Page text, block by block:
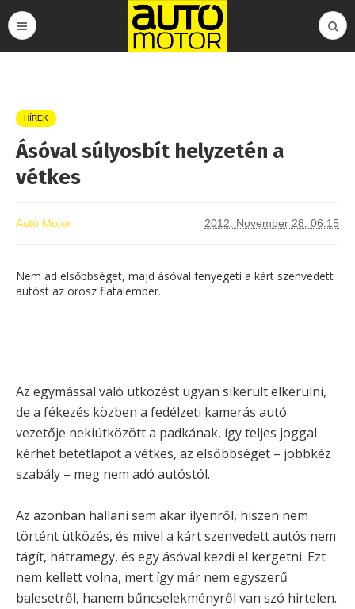
HÍREK
Ásóval súlyosbít helyzetén a
vétkes
Autó Motor 2012. November 28. 06:15
Nem ad elsőbbséget, majd ásóval fenyegeti a kárt szenvedett
autóst az orosz fiatalember.
Az egymással való ütközést ugyan sikerült elkerülni,
de a fékezés közben a fedélzeti kamerás autó
vezetője nekiütközött a padkának, így teljes joggal
kérhet betétlapot a vétkes, az elsőbbséget – jobbkéz
szabály – meg nem adó autóstól.
Az azonban hallani sem akar ilyenről, hiszen nem
történt ütközés, és mivel a kárt szenvedett autós nem
tágít, hátramegy, és egy ásóval kezdi el kergetni. Ezt
nem kellett volna, mert így már nem egyszerű
balesetről, hanem bűncselekményről van szó hirtelen.